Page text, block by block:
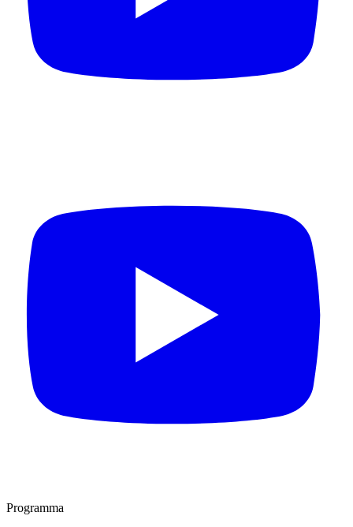
Programma